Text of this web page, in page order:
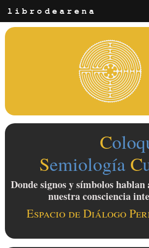
librodearena
C
Semiología C
Donde signos y símbolos hablan
nuestra consciencia
Espacio de Diálogo